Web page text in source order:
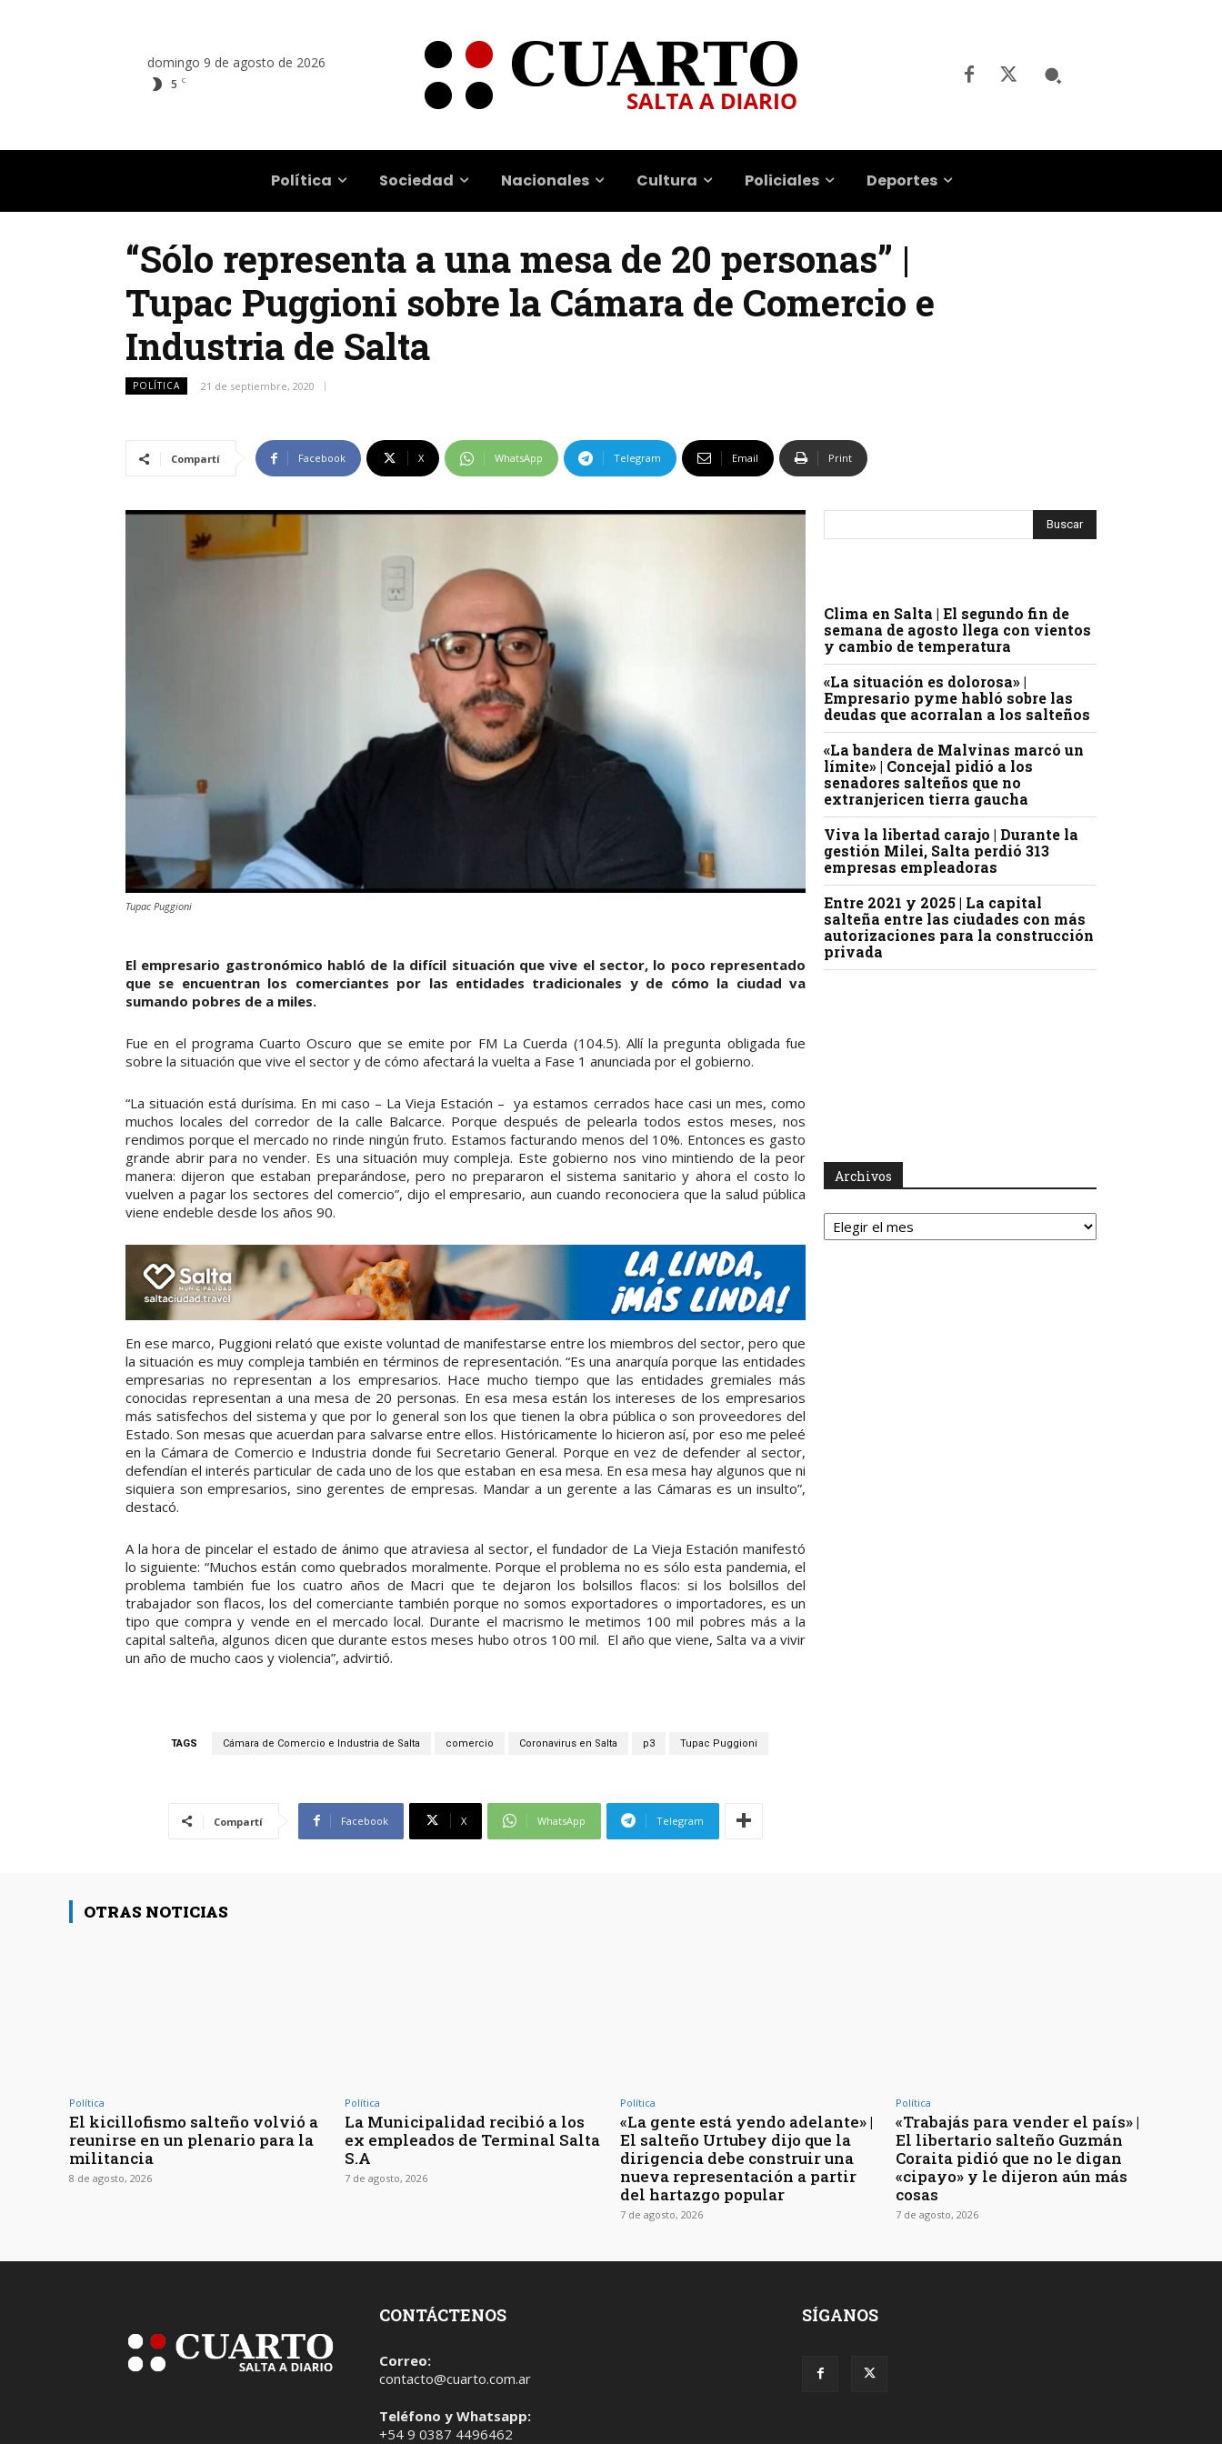
domingo 9 de agosto de 2026
5 C
Política Sociedad Nacionales Cultura Policiales Deportes
“Sólo representa a una mesa de 20 personas” |
Tupac Puggioni sobre la Cámara de Comercio e
Industria de Salta
POLÍTICA 21 de septiembre, 2020
Compartí Facebook X WhatsApp Telegram Email Print
Tupac Puggioni
El empresario gastronómico habló de la difícil situación que vive el sector, lo poco representado
que se encuentran los comerciantes por las entidades tradicionales y de cómo la ciudad va
sumando pobres de a miles.
Fue en el programa Cuarto Oscuro que se emite por FM La Cuerda (104.5). Allí la pregunta obligada fue
sobre la situación que vive el sector y de cómo afectará la vuelta a Fase 1 anunciada por el gobierno.
“La situación está durísima. En mi caso – La Vieja Estación – ya estamos cerrados hace casi un mes, como
muchos locales del corredor de la calle Balcarce. Porque después de pelearla todos estos meses, nos
rendimos porque el mercado no rinde ningún fruto. Estamos facturando menos del 10%. Entonces es gasto
grande abrir para no vender. Es una situación muy compleja. Este gobierno nos vino mintiendo de la peor
manera: dijeron que estaban preparándose, pero no prepararon el sistema sanitario y ahora el costo lo
vuelven a pagar los sectores del comercio”, dijo el empresario, aun cuando reconociera que la salud pública
viene endeble desde los años 90.
En ese marco, Puggioni relató que existe voluntad de manifestarse entre los miembros del sector, pero que
la situación es muy compleja también en términos de representación. “Es una anarquía porque las entidades
empresarias no representan a los empresarios. Hace mucho tiempo que las entidades gremiales más
conocidas representan a una mesa de 20 personas. En esa mesa están los intereses de los empresarios
más satisfechos del sistema y que por lo general son los que tienen la obra pública o son proveedores del
Estado. Son mesas que acuerdan para salvarse entre ellos. Históricamente lo hicieron así, por eso me peleé
en la Cámara de Comercio e Industria donde fui Secretario General. Porque en vez de defender al sector,
defendían el interés particular de cada uno de los que estaban en esa mesa. En esa mesa hay algunos que ni
siquiera son empresarios, sino gerentes de empresas. Mandar a un gerente a las Cámaras es un insulto”,
destacó.
A la hora de pincelar el estado de ánimo que atraviesa al sector, el fundador de La Vieja Estación manifestó
lo siguiente: “Muchos están como quebrados moralmente. Porque el problema no es sólo esta pandemia, el
problema también fue los cuatro años de Macri que te dejaron los bolsillos flacos: si los bolsillos del
trabajador son flacos, los del comerciante también porque no somos exportadores o importadores, es un
tipo que compra y vende en el mercado local. Durante el macrismo le metimos 100 mil pobres más a la
capital salteña, algunos dicen que durante estos meses hubo otros 100 mil. El año que viene, Salta va a vivir
un año de mucho caos y violencia”, advirtió.
TAGS Cámara de Comercio e Industria de Salta comercio Coronavirus en Salta p3 Tupac Puggioni
Compartí Facebook X WhatsApp Telegram
Clima en Salta | El segundo fin de
semana de agosto llega con vientos
y cambio de temperatura
«La situación es dolorosa» |
Empresario pyme habló sobre las
deudas que acorralan a los salteños
«La bandera de Malvinas marcó un
límite» | Concejal pidió a los
senadores salteños que no
extranjericen tierra gaucha
Viva la libertad carajo | Durante la
gestión Milei, Salta perdió 313
empresas empleadoras
Entre 2021 y 2025 | La capital
salteña entre las ciudades con más
autorizaciones para la construcción
privada
Archivos
Archivos
OTRAS NOTICIAS
Política
El kicillofismo salteño volvió a
reunirse en un plenario para la
militancia
8 de agosto, 2026
Política
La Municipalidad recibió a los
ex empleados de Terminal Salta
S.A
7 de agosto, 2026
Política
«La gente está yendo adelante» |
El salteño Urtubey dijo que la
dirigencia debe construir una
nueva representación a partir
del hartazgo popular
7 de agosto, 2026
Política
«Trabajás para vender el país» |
El libertario salteño Guzmán
Coraita pidió que no le digan
«cipayo» y le dijeron aún más
cosas
7 de agosto, 2026
CONTÁCTENOS
Correo:
contacto@cuarto.com.ar
Teléfono y Whatsapp:
+54 9 0387 4496462
SÍGANOS